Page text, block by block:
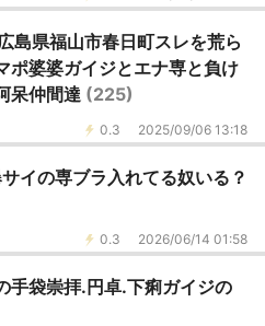
県福山市春日町スレを荒ら
ポ婆婆ガイジとエナ専と負け
呆仲間達 (225)
0.3 2025/09/06 13:18
イの専ブラ入れてる奴いる？
0.3 2026/06/14 01:58
手袋崇拝.円卓.下痢ガイジの